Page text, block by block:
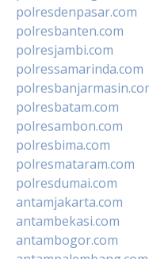
polresdenpasar.com
polresbanten.com
polresjambi.com
polressamarinda.com
polresbatam.com
polresambon.com
polresbima.com
polresmataram.com
polresdumai.com
antamjakarta.com
antambekasi.com
antambogor.com